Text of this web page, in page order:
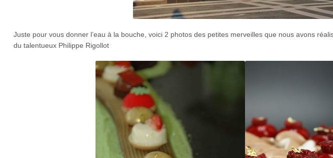
Juste pour vous donner l’eau à la bouche, voici 2 photos des petites merveilles que nous avons
du talentueux Philippe Rigollot